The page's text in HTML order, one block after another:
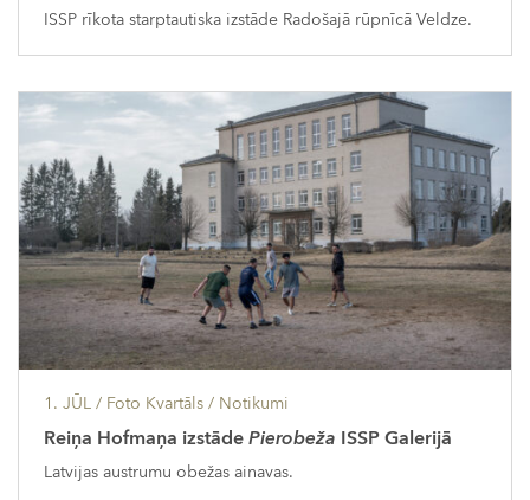
ISSP rīkota starptautiska izstāde Radošajā rūpnīcā Veldze.
1. JŪL / Foto Kvartāls / Notikumi
Reiņa Hofmaņa izstādePierobeža ISSP Galerijā
Latvijas austrumu obežas ainavas.